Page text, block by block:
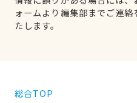
ォームより編集部までご連
たします。
総合TOP